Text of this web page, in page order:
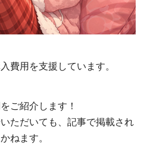
費用を支援しています。
ご紹介します！
ただいても、記事で掲載され
ねます。